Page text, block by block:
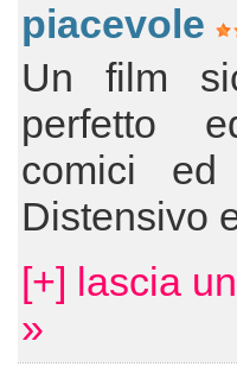
piacevole
Un film
perfetto
comici
Distensivo
[+] lascia
»